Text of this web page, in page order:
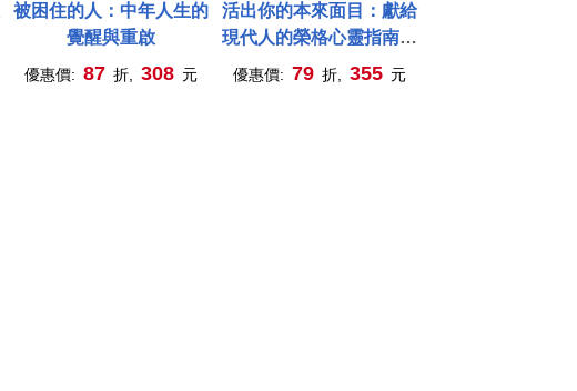
被困住的人：中年人生的
覺醒與重啟
優惠價: 87 折, 308 元
活出你的本來面目：獻給
現代人的榮格心靈指南：
在有限的人生裡，活出此
優惠價: 79 折, 355 元